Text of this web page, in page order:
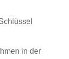
in der